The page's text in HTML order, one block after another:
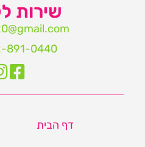
שירות
דף הבית